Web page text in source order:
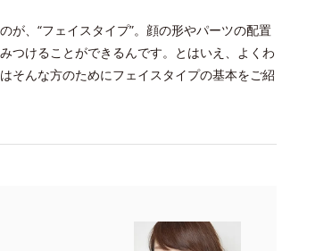
が、“フェイスタイプ”。顔の形やパーツの配置
つけることができるんです。とはいえ、よくわ
そんな方のためにフェイスタイプの基本をご紹